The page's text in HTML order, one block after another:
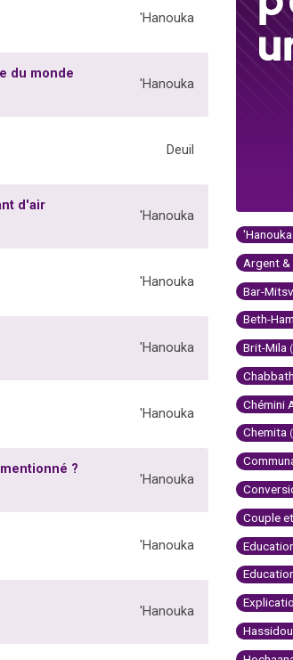
'Hanouka
du monde
'Hanouka
Deuil
d'air
'Hanouka
'Hanouka
'Hanouka
'Hanouka
?
'Hanouka
'Hanouka
'Hanouka
'Hanouka
Argent &
Bar-
Beth-
Brit-Mila
Chabbath
Chémini
Chemita
Couple